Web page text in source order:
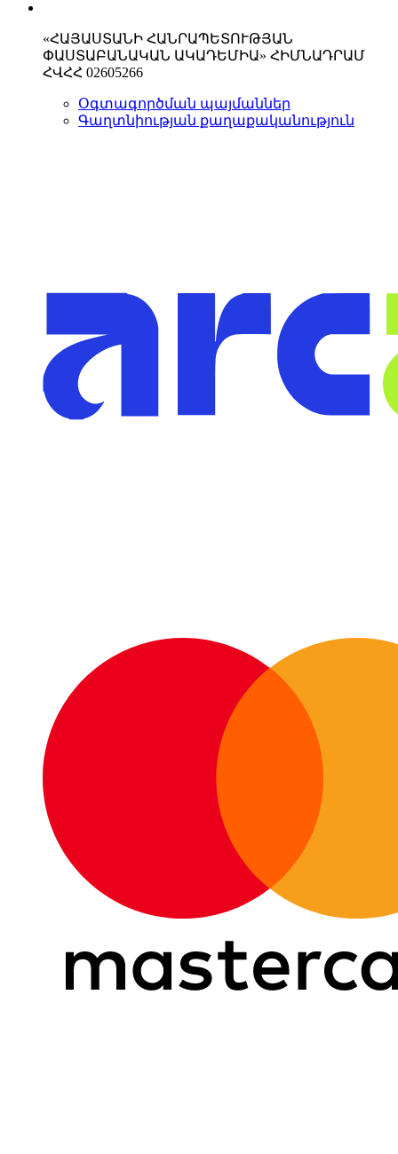
«ՀԱՅԱՍՏԱՆԻ ՀԱՆՐԱՊԵՏՈՒԹՅԱՆ
ՓԱՍՏԱԲԱՆԱԿԱՆ ԱԿԱԴԵՄԻԱ» ՀԻՄՆԱԴՐԱՄ
ՀՎՀՀ 02605266
Օգտագործման պայմաններ
Գաղտնիության քաղաքականություն